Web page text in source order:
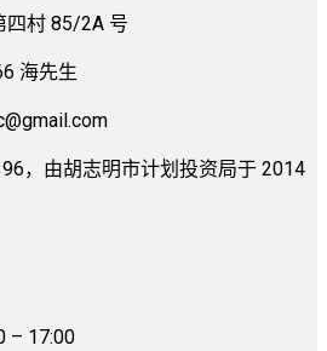
四村 85/2A 号
海先生
，由胡志明市计划投资局于 2014
– 17:00